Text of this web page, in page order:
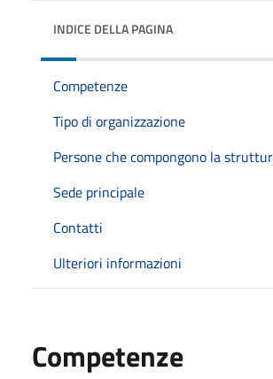
INDICE DELLA PAGINA
Competenze
Tipo di organizzazione
Persone che compongono la
Sede principale
Contatti
Ulteriori informazioni
Competenze